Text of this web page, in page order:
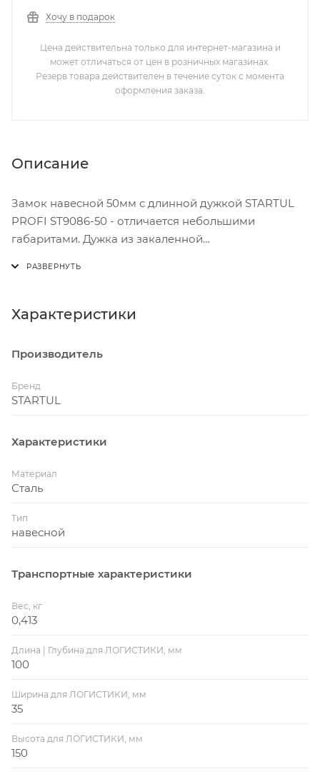
Хочу в подарок
Цена действительна только для интернет-магазина и
может отличаться от цен в розничных магазинах.
Резерв товара действителен в течение суток с момента
оформления заказа.
Описание
Замок навесной 50мм с длинной дужкой STARTUL
PROFI ST9086-50 - отличается небольшими
габаритами. Дужка из закаленной
Устойчив к любым погодным условиям.
Тип замка - навесной.
Тип механизма секретности - цилиндровый.
Класс безопасности - 2.
Количество ключей - 2 шт.
Материал корпуса - сталь.
Длина замка - 53 мм.
Форма дужки -длинная полукруглая.
Внутренняя высота дужки (в закрытом состоянии) -
Уличный - да.
Под один ключ - нет.
Декоративный - нет.
Противопожарный - нет.
Двухсистемный - нет.
Характеристики
Производитель
Бренд
STARTUL
Характеристики
Материал
Сталь
Тип
навесной
Транспортные характеристики
Вес, кг
0,413
Длина | Глубина для ЛОГИСТИКИ, мм
100
Ширина для ЛОГИСТИКИ, мм
35
Высота для ЛОГИСТИКИ, мм
150